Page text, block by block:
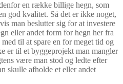
en række billige hegn, som
god kvalitet. Så det er ikke noget,
man beslutter sig for at investere
eller andet form for hegn her fra
til at spare en for meget tid og
er til et byggeprojekt man mangler
være man stod og ledte efter
skulle afholde et eller andet